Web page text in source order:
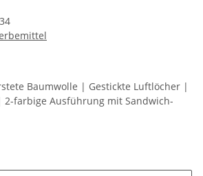
Baumwolle | Gestickte Luftlöcher |
farbige Ausführung mit Sandwich-